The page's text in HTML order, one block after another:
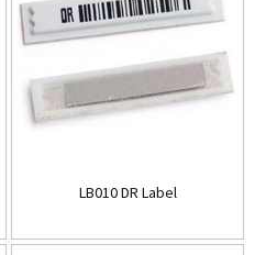
LB010 DR Label